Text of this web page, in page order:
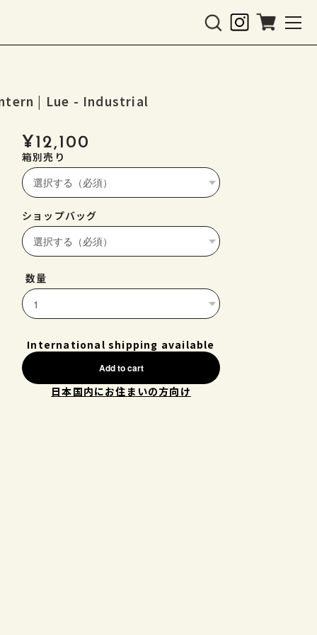
| Lue - Industrial
¥12,100
箱別売り
ショップバッグ
数量
International shipping available
Add to cart
日本国内にお住まいの方向け